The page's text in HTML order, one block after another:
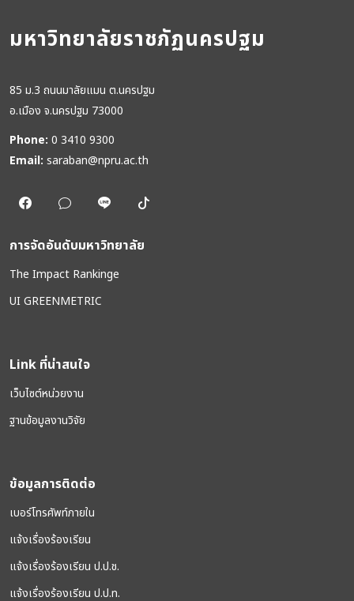
มหาวิทยาลัยราชภัฏนครปฐม
85 ม.3 ถนนมาลัยแมน ต.นครปฐม
อ.เมือง จ.นครปฐม 73000
Phone: 0 3410 9300
Email: saraban@npru.ac.th
การจัดอันดับมหาวิทยาลัย
The Impact Rankinge
UI GREENMETRIC
Link ที่น่าสนใจ
เว็บไซต์หน่วยงาน
ฐานข้อมูลงานวิจัย
ข้อมูลการติดต่อ
เบอร์โทรศัพท์ภายใน
แจ้งเรื่องร้องเรียน
แจ้งเรื่องร้องเรียน ป.ป.ช.
แจ้งเรื่องร้องเรียน ป.ป.ท.